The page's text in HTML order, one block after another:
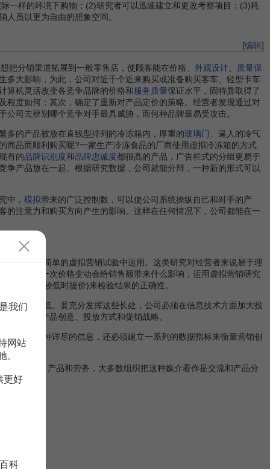
一样的环境下购物；(2)研究者可以迅速建立和更改考察项目；(3)耗
员以更为自由的想象空间。
[编辑]
把分销渠道拓展到一般零售店，使顾客能在价格、 外观设计
质量保
大影响，为此，公司对近千个近来购买或准备购买客车、轻型卡车
算机灵活改变各竞争品牌的价格和服务质量保证水平，固特异取得了
度如何；其次，确定了重新对产品定价的策略。经营者发现通过对
司去辨别哪个竞争对手最具威胁，而何种品牌最易受攻击。
多的产品被放在直线型排列的冷冻箱内，厚重的玻璃门 、逼人的冷气
品而顺利购买呢?一家生产冷冻食品的厂商使用虚拟冷冻箱的方式
有的品牌识别度和品牌忠诚度都很高的产品，广告栏式的分组更易于
产品放在一起。根据研究数据，公司就能分辩，一种新的形式可以
中， 模拟带来的广泛控制数，可以使公司系统操纵自己和对手的产
注意力和购买方向产生的影响。这样在任何情况下，公司都能在一
实效。
一个简单的虚拟营销试验中运用。这类研究对经营者来说易于理
确知道一次价格变动会给销售额带来什么影响，运用虚拟营销研究
价格弹性较低时提价)来检验结果的正确性。
、成本低。要充分发挥这些长处，公司必须在信息技术方面加大投
了解新的产品创意、投放方式和促销战略。
件等各种详尽的信息，还必须建立一系列的数据指标来衡量营销创
的信息、产品和劳务，大多数组织把这种媒介看作是交流和产品分
我们
网站
。
更好
科